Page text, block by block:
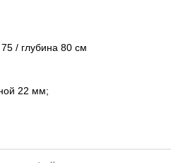
/ глубина 80 см
22 мм;